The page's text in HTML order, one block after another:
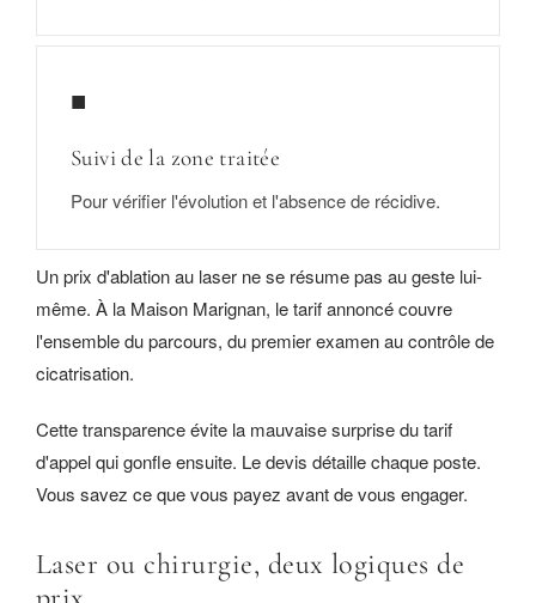
■
Suivi de la zone traitée
Pour vérifier l'évolution et l'absence de récidive.
Un prix d'ablation au laser ne se résume pas au geste lui-
même. À la Maison Marignan, le tarif annoncé couvre
l'ensemble du parcours, du premier examen au contrôle de
cicatrisation.
Cette transparence évite la mauvaise surprise du tarif
d'appel qui gonfle ensuite. Le devis détaille chaque poste.
Vous savez ce que vous payez avant de vous engager.
Laser ou chirurgie, deux logiques de